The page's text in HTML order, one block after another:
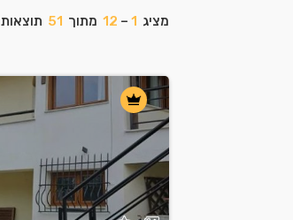
Leaflet| ©OpenStreetMapcontributors
מציג 1
–
12 מתוך 51 תוצאות